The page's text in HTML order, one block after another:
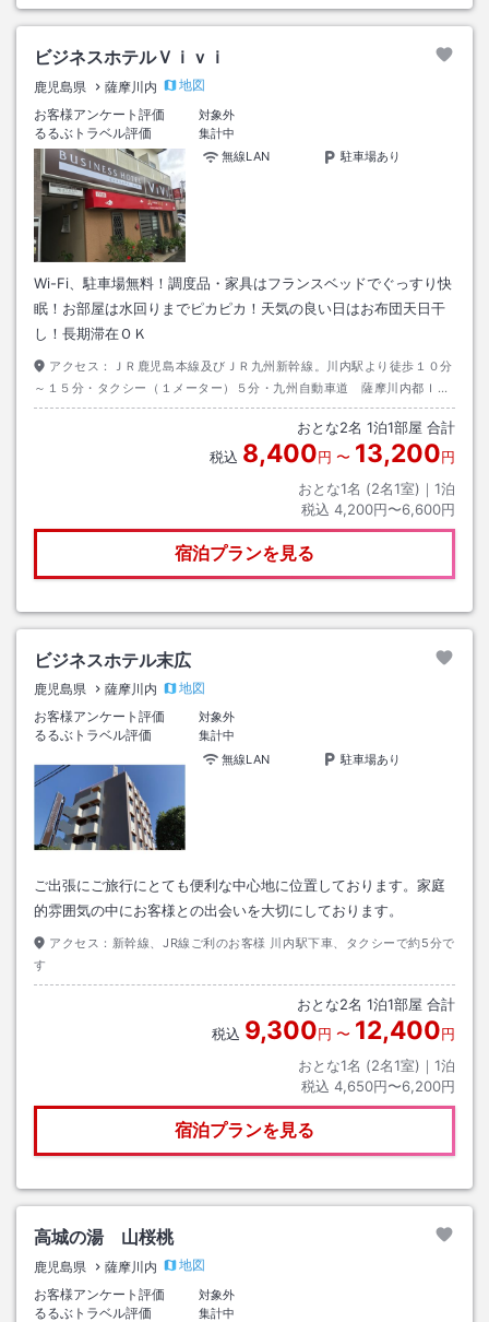
ビジネスホテルＶｉｖｉ
鹿児島県 薩摩川内
地図
お客様アンケート評価
対象外
るるぶトラベル評価
集計中
無線LAN
駐車場あり
Wi-Fi、駐車場無料！調度品・家具はフランスベッドでぐっすり快
眠！お部屋は水回りまでピカピカ！天気の良い日はお布団天日干
し！長期滞在ＯＫ
アクセス：
ＪＲ鹿児島本線及びＪＲ九州新幹線。川内駅より徒歩１０分
～１５分・タクシー（１メーター）５分・九州自動車道 薩摩川内都ＩＣ
より国道３号線を川内市街方面へ１０分 鹿児島銀行川内支店（裏側）及
おとな2名 1泊1部屋 合計
税込 8,400円 〜 13,200円
おとな1名 (2名1室)｜ 1泊
税込 4,200円〜6,600円
宿泊プランを見る
ビジネスホテル末広
鹿児島県 薩摩川内
地図
お客様アンケート評価
対象外
るるぶトラベル評価
集計中
無線LAN
駐車場あり
ご出張にご旅行にとても便利な中心地に位置しております。家庭
的雰囲気の中にお客様との出会いを大切にしております。
アクセス： 新幹線、JR線ご利のお客様 川内駅下車、タクシーで約5分で
す
おとな2名 1泊1部屋 合計
税込 9,300円 〜 12,400円
おとな1名 (2名1室)｜ 1泊
税込 4,650円〜6,200円
宿泊プランを見る
高城の湯 山桜桃
鹿児島県 薩摩川内
地図
お客様アンケート評価
対象外
るるぶトラベル評価
集計中